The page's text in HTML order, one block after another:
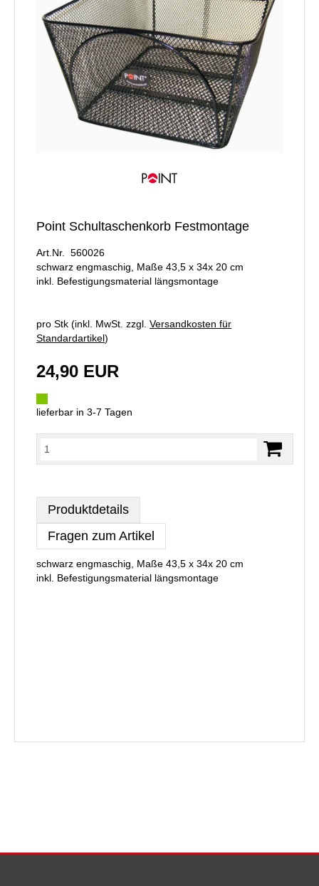
Point Schultaschenkorb Festmontage
Art.Nr. 560026
schwarz engmaschig, Maße 43,5 x 34x 20 cm
inkl. Befestigungsmaterial längsmontage
pro Stk (inkl. MwSt. zzgl. Versandkosten für
Standardartikel)
24,90 EUR
lieferbar in 3-7 Tagen
Produktdetails
Fragen zum Artikel
schwarz engmaschig, Maße 43,5 x 34x 20 cm
inkl. Befestigungsmaterial längsmontage